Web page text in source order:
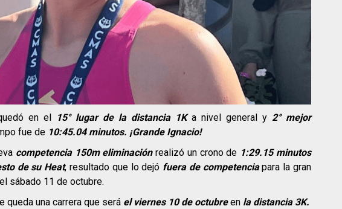
en el 15° lugar de la distancia 1K a nivel general y 2° mejor
fue de 10:45.04 minutos. ¡Grande Ignacio!
competencia 150m eliminaciónrealizó un crono de 1:29.15 minutos
de su Heat, resultado que lo dejó fuera de competenciapara la gran
sábado 11 de octubre.
queda una carrera que será el viernes 10 de octubreen la distancia 3K.